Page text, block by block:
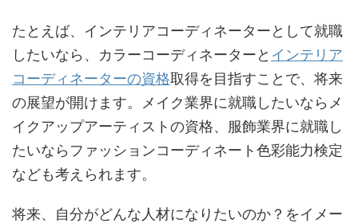
たとえば、インテリアコーディネーターとして就職
したいなら、カラーコーディネーターと インテリア
コーディネーターの資格取得を目指すことで、将来
の展望が開けます。メイク業界に就職したいならメ
イクアップアーティストの資格、服飾業界に就職し
たいならファッションコーディネート色彩能力検定
なども考えられます。
将来、自分がどんな人材になりたいのか？をイメー